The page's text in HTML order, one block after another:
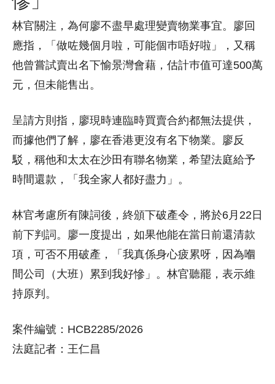
林官關注，為何廖不盡早處理變賣物業事宜。廖回
應指，「做咗幾個月啦，可能個巿唔好啦」，又稱
他曾嘗試賣出名下愉景灣會藉，估計巿值可達500萬
元，但未能售出。
呈請方則指，廖現時連臨時買賣合約都無法提供，
而據他們了解，廖在香港更沒有名下物業。廖反
駁，稱他和太太在沙田有聯名物業，希望法庭給予
時間還款，「我全家人都好盡力」。
林官考慮所有陳詞後，終頒下破產令，將於6月22日
前下判詞。廖一度提出，如果他能在當日前還清款
項，可否不用破產，「我真係身心疲累呀，因為嗰
間公司（大班）累到我好慘」。林官聽罷，表示維
持原判。
案件編號：HCB2285/2026
法庭記者：王仁昌